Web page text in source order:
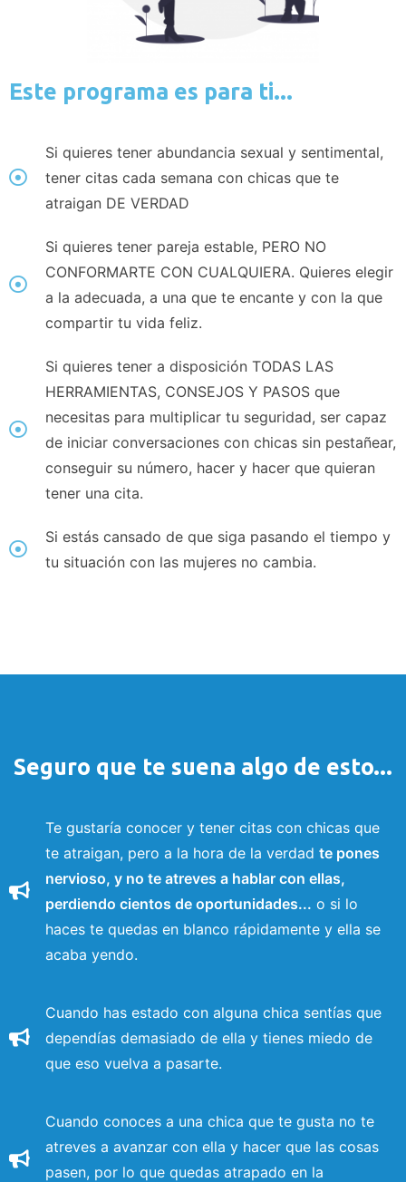
Este programa es para ti...
Si quieres tener abundancia sexual y sentimental,
tener citas cada semana con chicas que te
atraigan DE VERDAD
Si quieres tener pareja estable, PERO NO
CONFORMARTE CON CUALQUIERA. Quieres elegir
a la adecuada, a una que te encante y con la que
compartir tu vida feliz.
Si quieres tener a disposición TODAS LAS
HERRAMIENTAS, CONSEJOS Y PASOS que
necesitas para multiplicar tu seguridad, ser capaz
de iniciar conversaciones con chicas sin pestañear,
conseguir su número, hacer y hacer que quieran
tener una cita.
Si estás cansado de que siga pasando el tiempo y
tu situación con las mujeres no cambia.
Seguro que te suena algo de esto...
Te gustaría conocer y tener citas con chicas que
te atraigan, pero a la hora de la verdad te pones
nervioso, y no te atreves a hablar con ellas,
perdiendo cientos de oportunidades... o si lo
haces te quedas en blanco rápidamente y ella se
acaba yendo.
Cuando has estado con alguna chica sentías que
dependías demasiado de ella y tienes miedo de
que eso vuelva a pasarte.
Cuando conoces a una chica que te gusta no te
atreves a avanzar con ella y hacer que las cosas
pasen, por lo que quedas atrapado en la